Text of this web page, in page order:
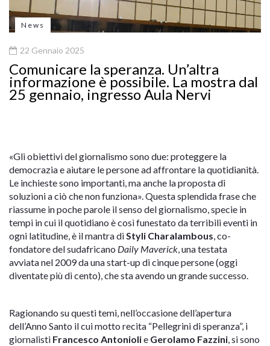
News
22 Gennaio 2025
Comunicare la speranza. Un’altra
informazione è possibile. La mostra dal
25 gennaio, ingresso Aula Nervi
«Gli obiettivi del giornalismo sono due: proteggere la
democrazia e aiutare le persone ad affrontare la quotidianità.
Le inchieste sono importanti, ma anche la proposta di
soluzioni a ciò che non funziona». Questa splendida frase che
riassume in poche parole il senso del giornalismo, specie in
tempi in cui il quotidiano è così funestato da terribili eventi in
ogni latitudine, è il mantra diStyli Charalambous, co-
fondatore del sudafricano Daily Maverick, una testata
avviata nel 2009 da una start-up di cinque persone (oggi
diventate più di cento), che sta avendo un grande successo.
Ragionando su questi temi, nell’occasione dell’apertura
dell’Anno Santo il cui motto recita “Pellegrini di speranza”, i
giornalisti Francesco Antoniolie Gerolamo Fazzini, si sono